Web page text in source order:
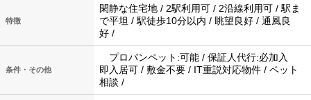
特徴
閑静な住宅地 / 2駅利用可 / 2沿線利用可 / 駅ま
で平坦 / 駅徒歩10分以内 / 眺望良好 / 通風良
好 /
条件・その他
プロパンペット:可能 / 保証人代行:必加入
即入居可 / 敷金不要 / IT重説対応物件 / ペット
相談 /